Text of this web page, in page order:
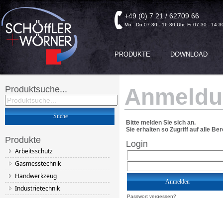
+49 (0) 7 21 / 62709 66
Mo - Do 07:30 - 16:30 Uhr, Fr 07:30 -
PRODUKTE DOWNLOAD
Produktsuche...
Produkte
Arbeitsschutz
Gasmesstechnik
Handwerkzeug
Industrietechnik
Bitte melden Sie sich an.
Sie erhalten so Zugriff auf alle
Login
Passwort vergessen?